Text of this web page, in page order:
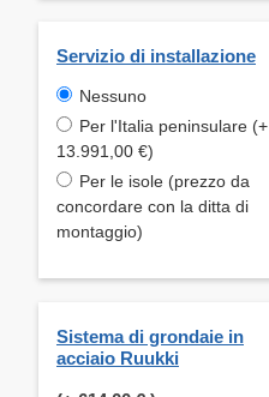
Servizio di installazione
Nessuno
Per l'Italia peninsulare (+
13.991,00 €)
Per le isole (prezzo da
concordare con la ditta di
montaggio)
Sistema di grondaie in
acciaio Ruukki